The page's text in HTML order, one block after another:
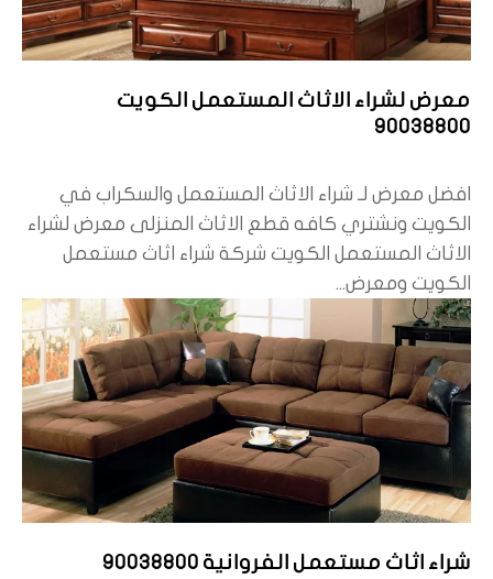
معرض لشراء الاثاث المستعمل الكويت
90038800
افضل معرض لـ شراء الاثاث المستعمل والسكراب في
الكويت ونشتري كافه قطع الاثاث المنزلى معرض لشراء
الاثاث المستعمل الكويت شركة شراء اثاث مستعمل
الكويت ومعرض...
شراء اثاث مستعمل الفروانية 90038800